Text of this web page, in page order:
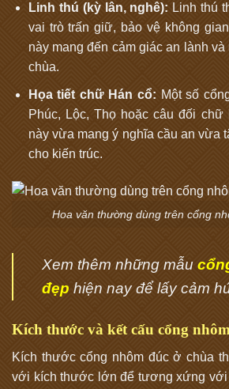
Linh thú (kỳ lân, nghê): Linh thú
vai trò trấn giữ, bảo vệ không
này mang đến cảm giác an lành
chùa.
Họa tiết chữ Hán cổ: Một số
Phúc, Lộc, Thọ hoặc câu đối
này vừa mang ý nghĩa cầu an vừa
cho kiến trúc.
Hoa văn thường dùng trên cổng
Xem thêm những mẫu
đẹp hiện nay để lấy cảm
Kích thước và kết cấu cổng
Kích thước cổng nhôm đúc ở chùa
với kích thước lớn để tương xứng với